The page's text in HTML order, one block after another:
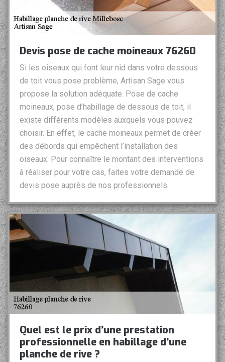
Devis pose de cache moineaux 76260
Si les oiseaux qui font leur nid dans votre dessous
de toit vous pose problème, Artisan Sage vous
propose la solution adéquate. Pose de cache
moineaux, pose d’habillage de dessous de toit, il
existe différents modèles auxquels vous pouvez
choisir. En effet, le cache moineaux permet de créer
des débords qui empêchent l’installation des
oiseaux. Pour connaître le montant des interventions
à réaliser pour votre cas, faites votre demande de
devis pose auprès de nos professionnels.
Quel est le prix d’une prestation
professionnelle en habillage d’une
planche de rive ?